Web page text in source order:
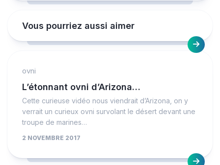
Vous pourriez aussi aimer
ovni
L’étonnant ovni d’Arizona…
Cette curieuse vidéo nous viendrait d’Arizona, on y
verrait un curieux ovni survolant le désert devant une
troupe de marines…
2 NOVEMBRE 2017